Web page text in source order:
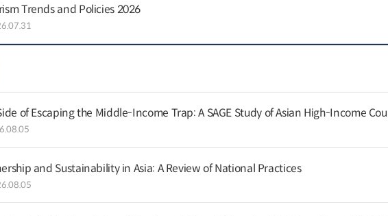
Trends and Policies 2026
of Escaping the Middle-Income Trap: A SAGE Study of Asian High-Income
and Sustainability in Asia: A Review of National Practices